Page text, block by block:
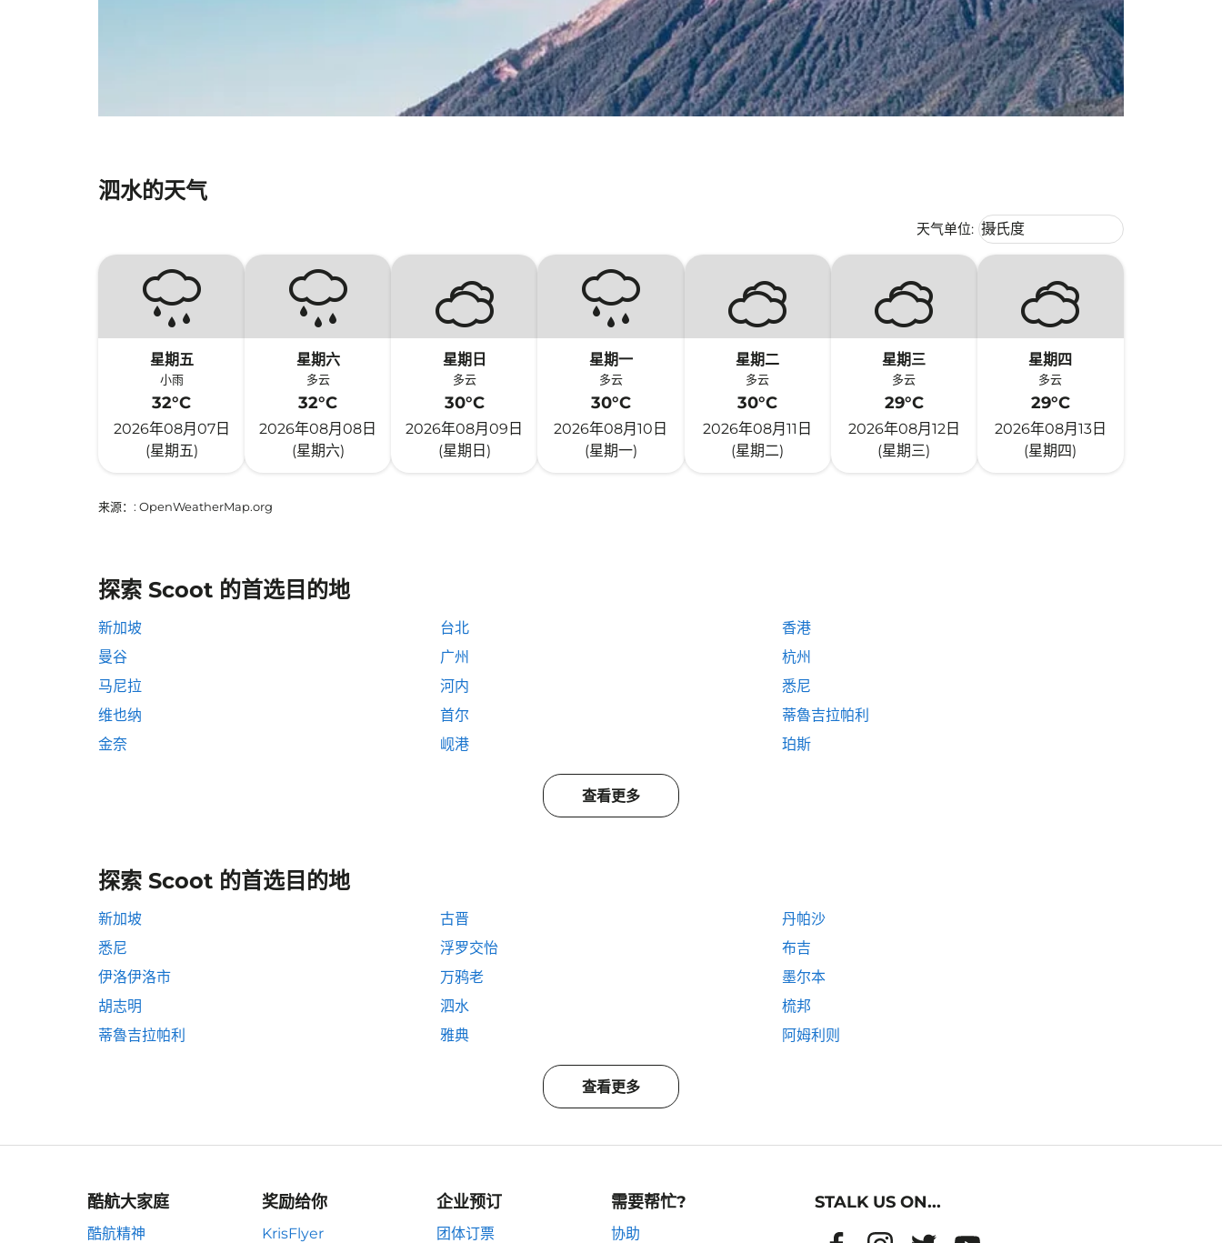
泗水的天气
天气单位: Weather unit option 摄氏度
摄氏度
keyboard_arrow_down
星期五
小雨
32°C
2026年08月07日
(星期五)
星期六
多云
32°C
2026年08月08日
(星期六)
星期日
多云
30°C
2026年08月09日
(星期日)
星期一
多云
30°C
2026年08月10日
(星期一)
星期二
多云
30°C
2026年08月11日
(星期二)
星期三
多云
29°C
2026年08月12日
(星期三)
星期四
多云
29°C
2026年08月13日
(星期四)
来源： : OpenWeatherMap.org
探索 Scoot 的首选目的地
新加坡 台北
香港
曼谷
广州
杭州
马尼拉
河内
悉尼
维也纳
首尔
蒂魯吉拉帕利
金奈
岘港 珀斯
查看更多
探索 Scoot 的首选目的地
新加坡 古晋
丹帕沙
悉尼
浮罗交怡
布吉
伊洛伊洛市
万鸦老
墨尔本
胡志明
泗水
梳邦
蒂魯吉拉帕利
雅典 阿姆利则
查看更多
酷航大家庭
酷航精神
奖励给你
KrisFlyer
企业预订
团体订票
需要帮忙?
协助
STALK US ON...